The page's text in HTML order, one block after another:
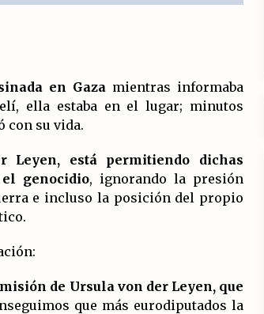
en Gaza mientras informaba
ella estaba en el lugar; minutos
con su vida.
Leyen, está permitiendo dichas
genocidio, ignorando la presión
e incluso la posición del propio
de Ursula von der Leyen, que
que más eurodiputados la